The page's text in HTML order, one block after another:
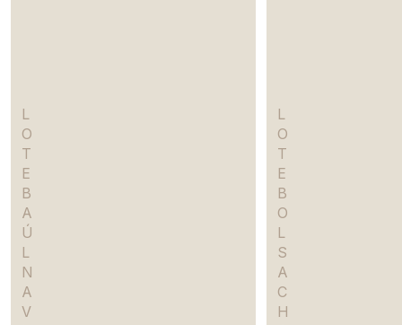
L
O
T
E
B
A
Ú
L
N
A
V
L
O
T
E
B
O
L
S
A
C
H